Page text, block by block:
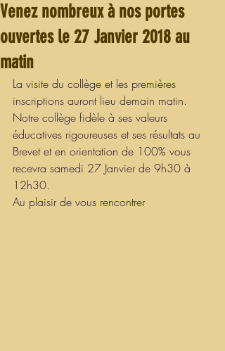
Venez nombreux à nos portes
ouvertes le 27 Janvier 2018 au
matin
La visite du collège et les premières
inscriptions auront lieu demain matin.
Notre collège fidèle à ses valeurs
éducatives rigoureuses et ses résultats au
Brevet et en orientation de 100% vous
recevra samedi 27 Janvier de 9h30 à
12h30.
Au plaisir de vous rencontrer